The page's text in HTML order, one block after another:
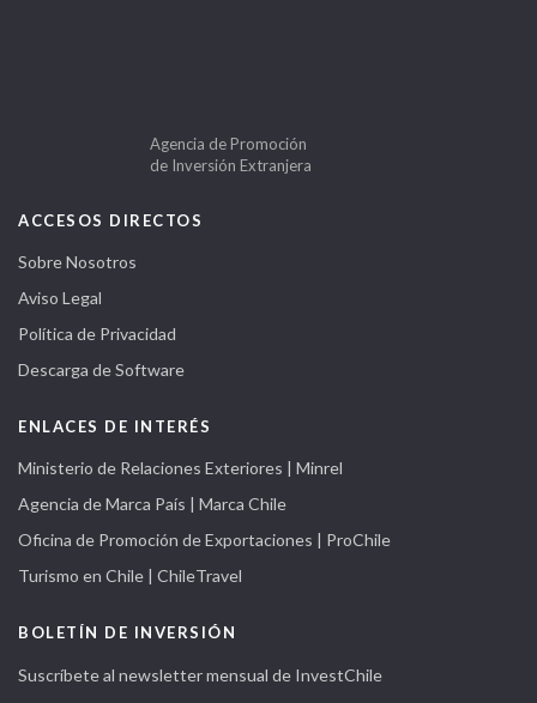
Agencia de Promoción
de Inversión Extranjera
ACCESOS DIRECTOS
Sobre Nosotros
Aviso Legal
Política de Privacidad
Descarga de Software
ENLACES DE INTERÉS
Ministerio de Relaciones Exteriores | Minrel
Agencia de Marca País | Marca Chile
Oficina de Promoción de Exportaciones | ProChile
Turismo en Chile | ChileTravel
BOLETÍN DE INVERSIÓN
Suscríbete al newsletter mensual de InvestChile